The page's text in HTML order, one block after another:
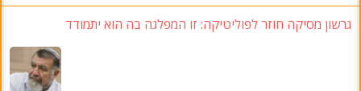
גרשון מסיקה חוזר לפוליטיקה: זו המפלגה בה הוא יתמודד